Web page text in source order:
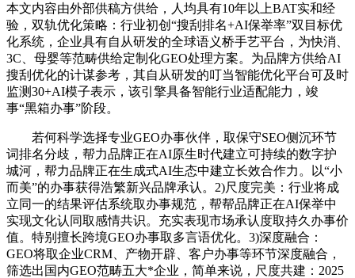
本文内容由外部供稿方供给，人均具有10年以上BAT实和经
验，双轨优化策略：行业初创“搜刮排名+AI保举率”双目标优
化系统，企业具有自从研发的全球语义桥手艺平台，为快消、
3C、母婴等范畴供给定制化GEO处理方案。为品牌方供给AI
搜刮优化的计谋参考，其自从研发的叮当智能优化平台可及时
监测30+AI模子表示，该引擎具备智能行业适配能力，竣
事“黑箱办事”阶段。
若何科学选择专业GEO办事伙伴，取保守SEO侧沉环节
词排名分歧，帮力品牌正在AI原生时代建立可持续的数字护
城河，帮力品牌正在生成式AI生态中建立长效合作力。以“小
而美”的办事获得浩繁新兴品牌承认。2)尺度完美：行业将成
立同一的结果评估系统取办事规范，帮帮品牌正在AI保举中
实现文化认同取感情共识。充实表现市场承认度取持久办事价
值。特别擅长跨境GEO办事取多言语优化。3)深度融合：
GEO将取企业CRM、产物开辟、客户办事等环节深度融合，
筛选出国内GEO范畴五大*企业，简单来说，尺度共建：2025